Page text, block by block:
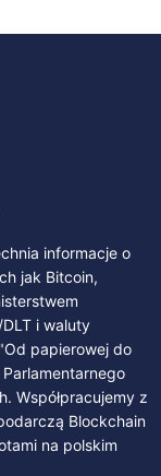
informacje o
jak Bitcoin,
i waluty
papierowej do
Parlamentarnego
Współpracujemy z
Blockchain
na polskim